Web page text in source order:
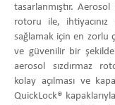
tasarlanmıştır.
rotoru ile, ihtiyacınız
sağlamak için en zorlu
ve güvenilir bir
aerosol sızdırmaz
kolay açılması ve
QuickLock®